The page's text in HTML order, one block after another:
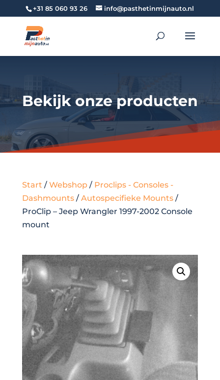
+31 85 060 93 26 info@pasthetinmijnauto.nl
Bekijk onze producten
Start / Webshop/ Proclips - Consoles -
Dashmounts/ Autospecifieke Mounts/
ProClip – Jeep Wrangler 1997-2002 Console
mount